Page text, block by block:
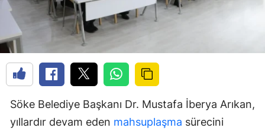
Söke Belediye Başkanı Dr. Mustafa İberya Arıkan,
yıllardır devam eden mahsuplaşma sürecini